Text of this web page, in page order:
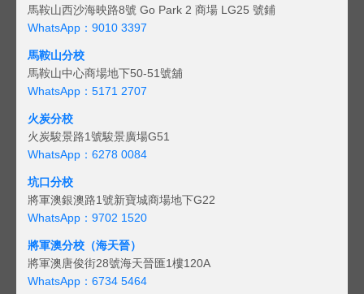
馬鞍山西沙海映路8號 Go Park 2 商場 LG25 號鋪
WhatsApp：9010 3397
馬鞍山分校
馬鞍山中心商場地下50-51號舖
WhatsApp：5171 2707
火炭分校
火炭駿景路1號駿景廣場G51
WhatsApp：6278 0084
坑口分校
將軍澳銀澳路1號新寶城商場地下G22
WhatsApp：9702 1520
將軍澳分校（海天晉）
將軍澳唐俊街28號海天晉匯1樓120A
WhatsApp：6734 5464